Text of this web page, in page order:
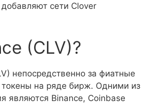
сети Clover
(CLV)?
непосредственно за фиатные
на ряде бирж. Одними из
являются Binance, Coinbase